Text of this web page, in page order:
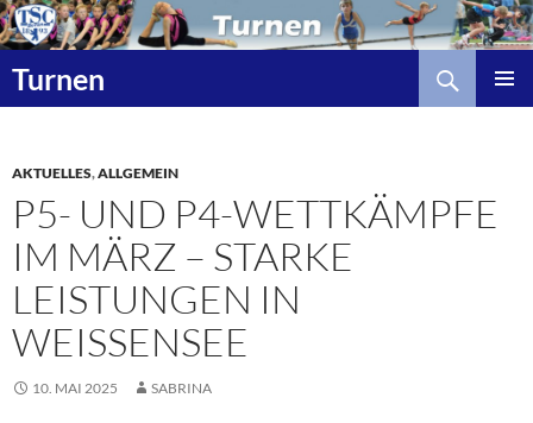
Zum
Inhalt
springen
Turnen
AKTUELLES,ALLGEMEIN
P5- UND P4-WETTKÄMPFE
IM MÄRZ – STARKE
LEISTUNGEN IN
WEISSENSEE
10. MAI 2025 SABRINA